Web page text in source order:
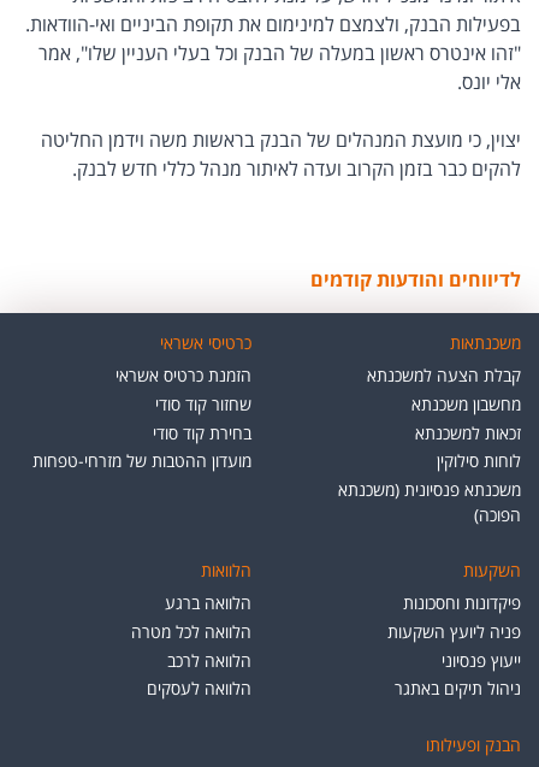
בפעילות הבנק, ולצמצם למינימום את תקופת הביניים ואי-הוודאות.
"זהו אינטרס ראשון במעלה של הבנק וכל בעלי העניין שלו", אמר
אלי יונס.
יצוין, כי מועצת המנהלים של הבנק בראשות משה וידמן החליטה
להקים כבר בזמן הקרוב ועדה לאיתור מנהל כללי חדש לבנק.
לדיווחים והודעות קודמים
משכנתאות
קבלת הצעה למשכנתא
מחשבון משכנתא
זכאות למשכנתא
לוחות סילוקין
משכנתא פנסיונית (משכנתא
הפוכה)
כרטיסי אשראי
הזמנת כרטיס אשראי
שחזור קוד סודי
בחירת קוד סודי
מועדון ההטבות של מזרחי-טפחות
השקעות
פיקדונות וחסכונות
פניה ליועץ השקעות
ייעוץ פנסיוני
ניהול תיקים באתגר
הלוואות
הלוואה ברגע
הלוואה לכל מטרה
הלוואה לרכב
הלוואה לעסקים
הבנק ופעילותו